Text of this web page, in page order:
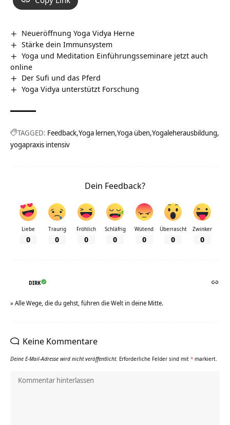
Neueröffnung Yoga Vidya Herne
Stärke dein Immunsystem
Yoga und Meditation Einführungsseminare jetzt auch
online
Der Sufi und das Pferd
Yoga Vidya unterstützt Forschung
TAGGED: Feedback Yoga lernen Yoga üben Yogaleherausbildung
yogapraxis intensiv
Dein Feedback?
Liebe
0
Traurig
0
Fröhlich
0
Schläfrig
0
Wütend
0
Überrascht
0
Zwinker
0
DIRK
» Alle Wege, die du gehst, führen die Welt in deine Mitte.
Keine Kommentare
Deine E-Mail-Adresse wird nicht veröffentlicht. Erforderliche Felder sind mit * markiert.